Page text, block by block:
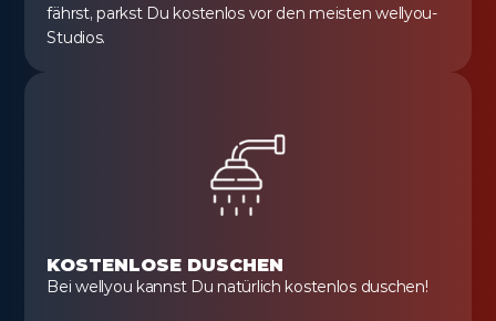
fährst, parkst Du kostenlos vor den meisten wellyou-
Studios.
KOSTENLOSE DUSCHEN
Bei wellyou kannst Du natürlich kostenlos duschen!